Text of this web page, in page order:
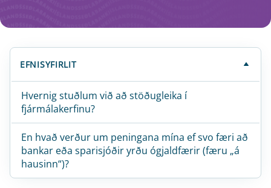
EFNISYFIRLIT
Hvernig stuðlum við að stöðugleika í
fjármálakerfinu?
En hvað verður um peningana mína ef svo færi að
bankar eða sparisjóðir yrðu ógjaldfærir (færu „á
hausinn“)?